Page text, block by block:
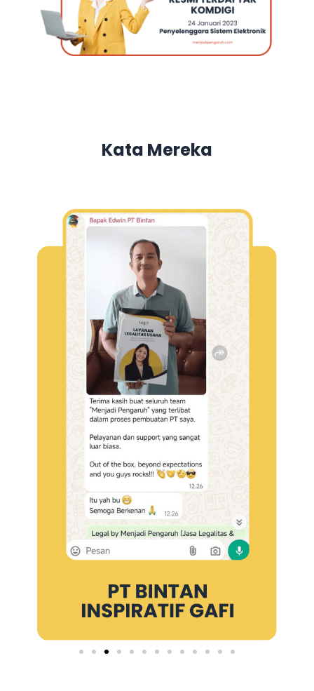
Kata Mereka